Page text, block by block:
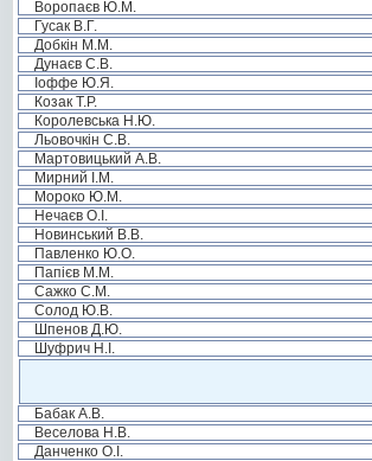
Воропаєв Ю.М.
Гусак В.Г.
Добкін М.М.
Дунаєв С.В.
Іоффе Ю.Я.
Козак Т.Р.
Королевська Н.Ю.
Льовочкін С.В.
Мартовицький А.В.
Мирний І.М.
Мороко Ю.М.
Нечаєв О.І.
Новинський В.В.
Павленко Ю.О.
Папієв М.М.
Сажко С.М.
Солод Ю.В.
Шпенов Д.Ю.
Шуфрич Н.І.
Бабак А.В.
Веселова Н.В.
Данченко О.І.